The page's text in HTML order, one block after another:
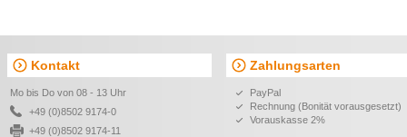
Kontakt
Mo bis Do von 08 - 13 Uhr
+49 (0)8502 9174-0
+49 (0)8502 9174-11
Zahlungsarten
PayPal
Rechnung (Bonität vorausgesetzt)
Vorauskasse 2%